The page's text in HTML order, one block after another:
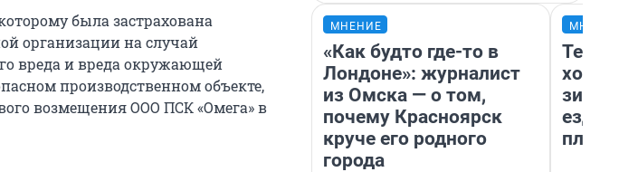
была застрахована
организации на случай
вреда и вреда окружающей
производственном объекте,
возмещения ООО ПСК «Омега» в
МНЕНИЕ
«Как будто где-то в
Лондоне»: журналист
из Омска — о том,
почему Красноярск
круче его родного
города
ездит